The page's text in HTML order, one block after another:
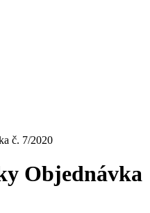
č. 7/2020
Objednávka